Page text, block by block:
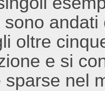
oltre
e si
sparse nel